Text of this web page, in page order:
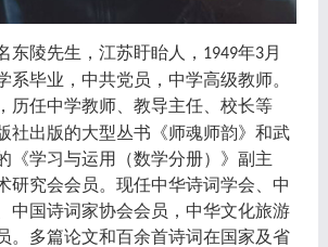
东陵先生，江苏盱眙人， 1949年3月
系毕业，中共党员，中学高级教师。
历任中学教师、教导主任、校长等
社出版的大型丛书《师魂师韵》和武
《学习与运用（数学分册）》副主
研究会会员。现任中华诗词学会、中
中国诗词家协会会员，中华文化旅游
。多篇论文和百余首诗词在国家及省